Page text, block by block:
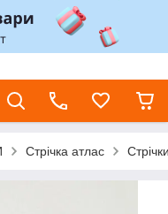
Стрічка атлас